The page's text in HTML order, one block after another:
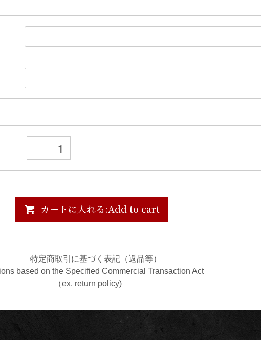
カートに入れる:Add to cart
特定商取引に基づく表記（返品等）
based on the Specified Commercial Transaction Act
（ex. return policy)